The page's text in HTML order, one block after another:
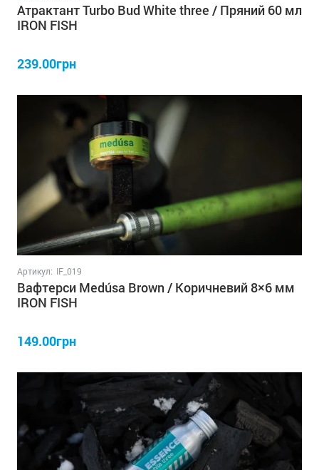
Атрактант Turbo Bud White three / Пряний 60 мл
IRON FISH
239.00грн
Артикул: IF_019
Вафтерси Medúsa Brown / Коричневий 8×6 мм
IRON FISH
149.00грн